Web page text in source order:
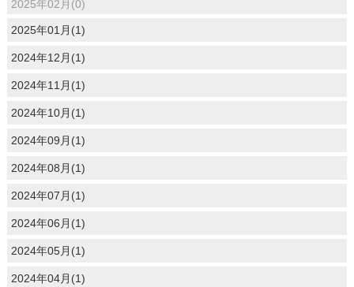
2025年02月(0)
2025年01月(1)
2024年12月(1)
2024年11月(1)
2024年10月(1)
2024年09月(1)
2024年08月(1)
2024年07月(1)
2024年06月(1)
2024年05月(1)
2024年04月(1)